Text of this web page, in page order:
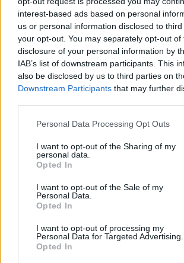
interest-based ads based on personal
us or personal information disclosed to
your opt-out. You may separately opt-out of
disclosure of your personal information by
IAB’s list of downstream participants. This
also be disclosed by us to third parties on
Downstream Participants that may further
Personal Data Processing Opt Outs
I want to opt-out of the Sharing of my
personal data.
Opted In
I want to opt-out of the Sale of my
Personal Data.
Opted In
I want to opt-out of processing my
Personal Data for Targeted Advertising.
Opted In
stagionale
CAG 2-2 SPE
1-3 INT
BOL 1-0